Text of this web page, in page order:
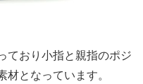
ており小指と親指のポジ
材となっています。